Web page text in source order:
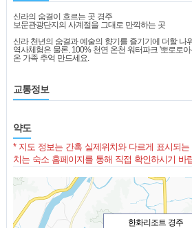
신라의 숨결이 흐르는 곳 경주
보문관광단지의 사계절을 그대로 만끽하는 곳
신라 천년의 숨결과 예술의 향기를 즐기기에 더할 나
역사체험은 물론, 100% 천연 온천 워터파크 '뽀로로
온 가족 추억 만드세요.
교통정보
약도
* 지도 정보는 간혹 실제위치와 다르게 표시되
치는 숙소 홈페이지를 통해 직접 확인하시기 바
한화리조트 경주